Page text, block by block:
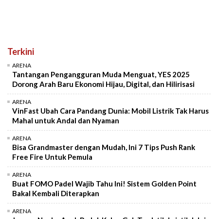
Terkini
ARENA
Tantangan Pengangguran Muda Menguat, YES 2025
Dorong Arah Baru Ekonomi Hijau, Digital, dan Hilirisasi
ARENA
VinFast Ubah Cara Pandang Dunia: Mobil Listrik Tak Harus
Mahal untuk Andal dan Nyaman
ARENA
Bisa Grandmaster dengan Mudah, Ini 7 Tips Push Rank
Free Fire Untuk Pemula
ARENA
Buat FOMO Padel Wajib Tahu Ini! Sistem Golden Point
Bakal Kembali Diterapkan
ARENA